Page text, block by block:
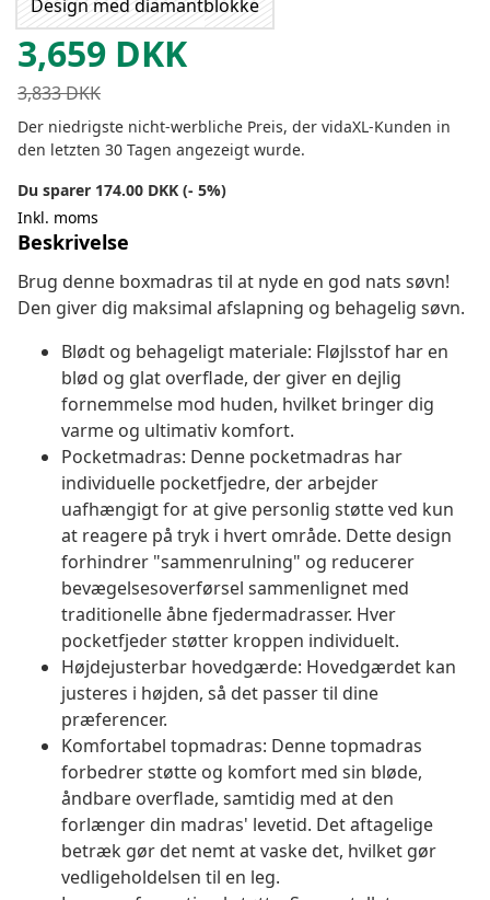
Design med diamantblokke
3,659 DKK
3,833DKK
Der niedrigste nicht-werbliche Preis, der vidaXL-Kunden in
den letzten 30 Tagen angezeigt wurde.
Du sparer 174.00 DKK (- 5%)
Inkl. moms
Beskrivelse
Brug denne boxmadras til at nyde en god nats søvn!
Den giver dig maksimal afslapning og behagelig søvn.
Blødt og behageligt materiale: Fløjlsstof har en
blød og glat overflade, der giver en dejlig
fornemmelse mod huden, hvilket bringer dig
varme og ultimativ komfort.
Pocketmadras: Denne pocketmadras har
individuelle pocketfjedre, der arbejder
uafhængigt for at give personlig støtte ved kun
at reagere på tryk i hvert område. Dette design
forhindrer "sammenrulning" og reducerer
bevægelsesoverførsel sammenlignet med
traditionelle åbne fjedermadrasser. Hver
pocketfjeder støtter kroppen individuelt.
Højdejusterbar hovedgærde: Hovedgærdet kan
justeres i højden, så det passer til dine
præferencer.
Komfortabel topmadras: Denne topmadras
forbedrer støtte og komfort med sin bløde,
åndbare overflade, samtidig med at den
forlænger din madras' levetid. Det aftagelige
betræk gør det nemt at vaske det, hvilket gør
vedligeholdelsen til en leg.